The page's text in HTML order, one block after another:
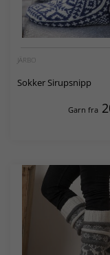
JÄRBO
Sokker Sirupsnipp
Garn fra